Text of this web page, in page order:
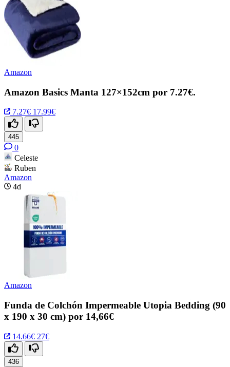
Amazon
Amazon Basics Manta 127×152cm por 7.27€.
7.27€ 17.99€
445
0
Celeste
Ruben
Amazon
4d
Amazon
Funda de Colchón Impermeable Utopia Bedding (90
x 190 x 30 cm) por 14,66€
14.66€ 27€
436